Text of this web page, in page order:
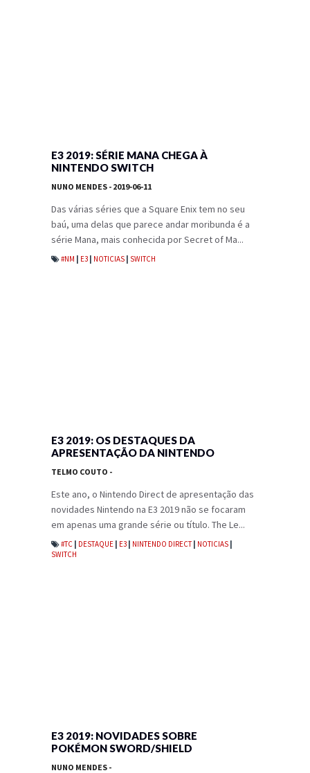
E3 2019: SÉRIE MANA CHEGA À
NINTENDO SWITCH
NUNO MENDES - 2019-06-11
Das várias séries que a Square Enix tem no seu
baú, uma delas que parece andar moribunda é a
série Mana, mais conhecida por Secret of Ma...
#NM E3 NOTICIAS SWITCH
E3 2019: OS DESTAQUES DA
APRESENTAÇÃO DA NINTENDO
TELMO COUTO -
Este ano, o Nintendo Direct de apresentação das
novidades Nintendo na E3 2019 não se focaram
em apenas uma grande série ou título. The Le...
#TC DESTAQUE E3 NINTENDO DIRECT NOTICIAS
SWITCH
E3 2019: NOVIDADES SOBRE
POKÉMON SWORD/SHIELD
NUNO MENDES -